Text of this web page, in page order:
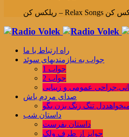
ریلکس کن – Relax Songs
راه ارتباط با ما
جواب به نیازمندیهای سوئد
جواب 1
جواب 2
عمومی و زیبایی
صدای مردم باش
تنگ زنگ بزن بگو
داستان شب
داستان بفرست
جوایز از طرف ولک